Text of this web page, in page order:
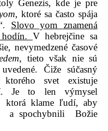
Genezis, kde je pre
, ktoré sa často spája
Slovo yom znamená
V hebrejčine sa
nevymedzené časové
, tieto však nie sú
Čiže súčasný
svet existuje
Je to len výmysel
ktorá klame ľudí, aby
a spochybnili Božie